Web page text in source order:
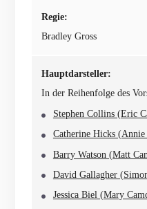
Regie:
Bradley Gross
Hauptdarsteller:
In der Reihenfolge des
Stephen Collins (Eric
Catherine Hicks (Annie
Barry Watson (Matt
David Gallagher
Jessica Biel (Mary